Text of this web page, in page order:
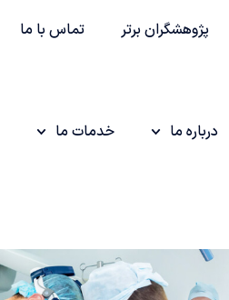
پژوهشگران برتر تماس با ما
درباره ما خدمات ما